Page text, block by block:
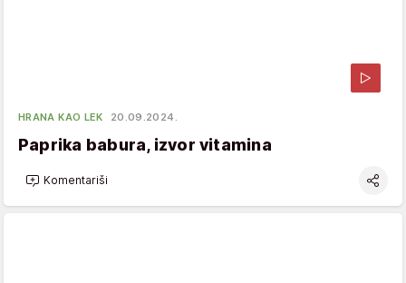
HRANA KAO LEK 20.09.2024.
Paprika babura, izvor vitamina
Komentariši